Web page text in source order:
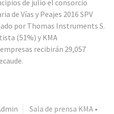
de julio el consorcio
de Vías y Peajes 2016 SPV
por Thomas Instruments S.
(51%) y KMA
recibirán 29,057
Sala de prensa KMA •